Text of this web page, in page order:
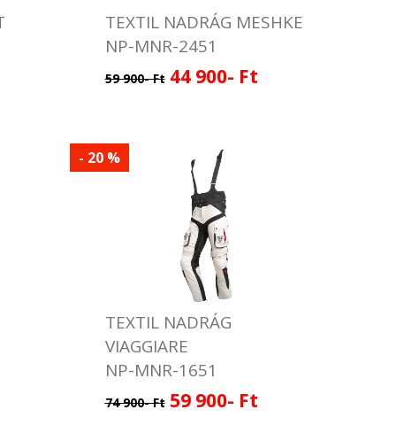
TEXTIL NADRÁG MESHKE
NP-MNR-2451
59 900- Ft 44 900- Ft
- 20 %
TEXTIL NADRÁG
VIAGGIARE
NP-MNR-1651
74 900- Ft 59 900- Ft